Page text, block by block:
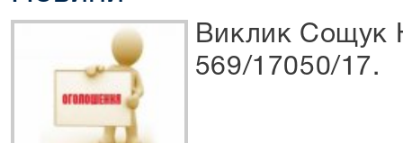
Виклик Сощук
569/17050/17.